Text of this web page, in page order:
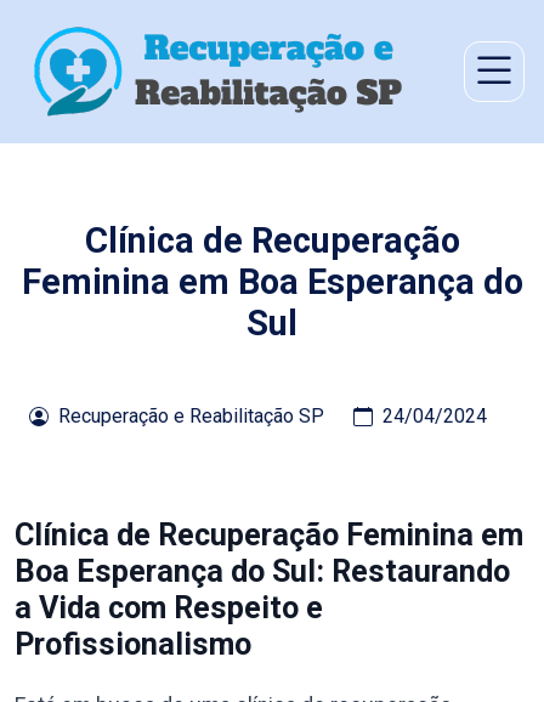
Clínica de Recuperação
Feminina em Boa Esperança do
Sul
Recuperação e Reabilitação SP 24/04/2024
Clínica de Recuperação Feminina em
Boa Esperança do Sul: Restaurando
a Vida com Respeito e
Profissionalismo